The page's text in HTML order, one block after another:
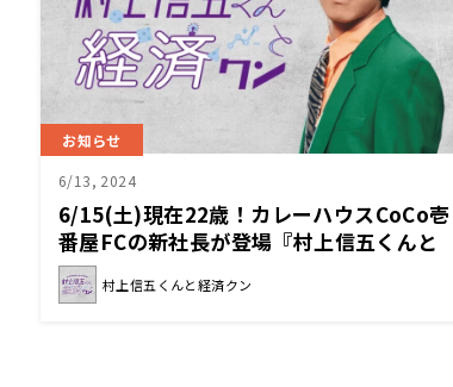
お知らせ
6/13, 2024
6/15(土)現在22歳！カレーハウスCoCo壱
番屋FCの新社長が登場『村上信五くんと
経済クン』
村上信五くんと経済クン